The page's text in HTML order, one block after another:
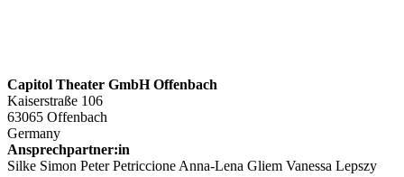
Capitol Theater GmbH Offenbach
Kaiserstraße 106
63065 Offenbach
Germany
Ansprechpartner:in
Silke Simon Peter Petriccione Anna-Lena Gliem Vanessa Lepszy